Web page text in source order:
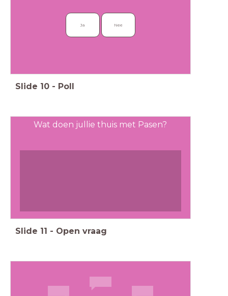
Ja Nee
Slide 10 - Poll
Wat doen jullie thuis met Pasen?
Slide 11 - Open vraag